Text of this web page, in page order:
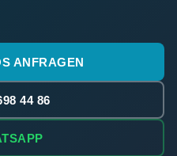
ANFRAGEN
44 86